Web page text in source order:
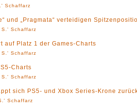
Schaffarz
und „Pragmata“ verteidigen
S.' Schaffarz
auf Platz 1 der Games-Charts
S.' Schaffarz
Charts
S.' Schaffarz
sich PS5- und Xbox Series-Krone
Schaffarz